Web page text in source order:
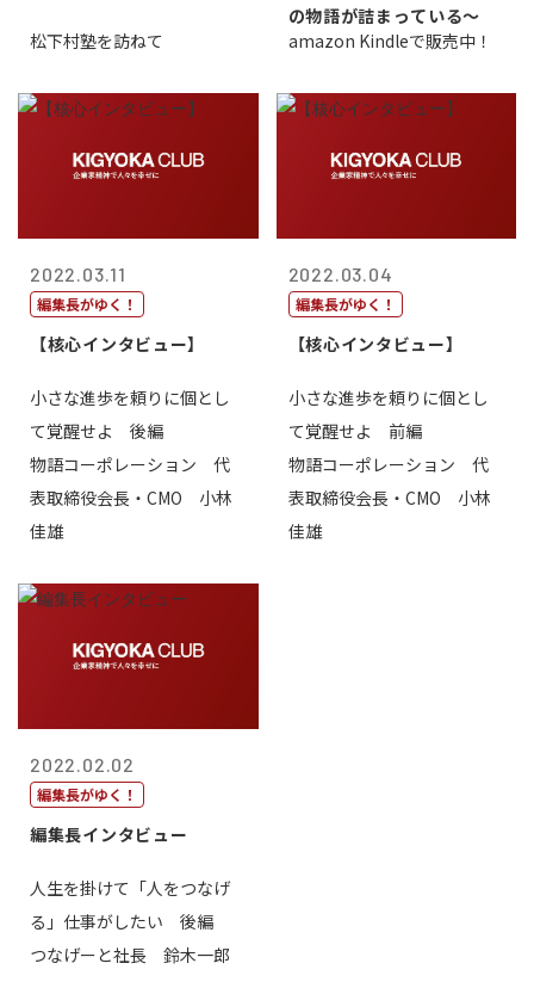
松下村塾を訪ねて
の物語が詰まっている〜
amazon Kindleで販売中！
2022.03.11
編集長がゆく！
【核心インタビュー】
小さな進歩を頼りに個とし
て覚醒せよ 後編
物語コーポレーション 代
表取締役会長・CMO 小林
佳雄
2022.03.04
編集長がゆく！
【核心インタビュー】
小さな進歩を頼りに個とし
て覚醒せよ 前編
物語コーポレーション 代
表取締役会長・CMO 小林
佳雄
2022.02.02
編集長がゆく！
編集長インタビュー
人生を掛けて「人をつなげ
る」仕事がしたい 後編
つなげーと社長 鈴木一郎